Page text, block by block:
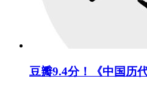
豆瓣9.4分！《中国历